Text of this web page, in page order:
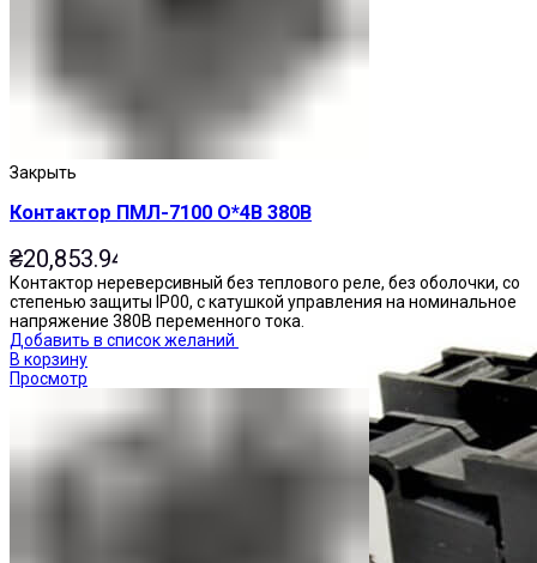
Закрыть
Контактор ПМЛ-7100 О*4В 380В
₴20,853.94
Контактор нереверсивный без теплового реле, без оболочки, со
степенью защиты IP00, с катушкой управления на номинальное
напряжение 380В переменного тока.
Добавить в список желаний
В корзину
Просмотр